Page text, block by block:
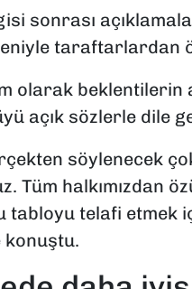
sonrası
taraftarlardan
olarak beklentilerin
açık sözlerle dile
söylenecek
Tüm halkımızdan
telafi etmek
konuştu.